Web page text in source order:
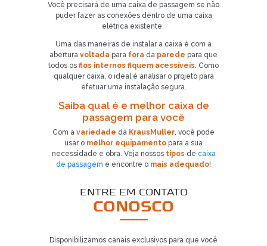
Você precisará de uma caixa de passagem se não
puder fazer as conexões dentro de uma caixa
elétrica existente.
Uma das maneiras de instalar a caixa é com a
abertura voltada para fora da parede para que
todos os fios internos fiquem acessíveis. Como
qualquer caixa, o ideal é analisar o projeto para
efetuar uma instalação segura.
Saiba qual é e melhor caixa de
passagem para você
Com a variedade da KrausMuller, você pode
usar o melhor equipamento para a sua
necessidade e obra. Veja nossos tipos de caixa
de passagem e encontre o mais adequado!
ENTRE EM CONTATO
CONOSCO
Disponibilizamos canais exclusivos para que você
SOLICITAR CONTATO
5